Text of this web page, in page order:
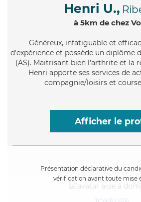
Henri U.,
à 5km de chez
Généreux, infatiguable et
d'expérience et possède un diplôme
(AS). Maitrisant bien l'arthrite et la
Henri apporte ses services de
compagnie/loisirs et
Afficher le
Présentation déclarative du
vérification avant toute mise